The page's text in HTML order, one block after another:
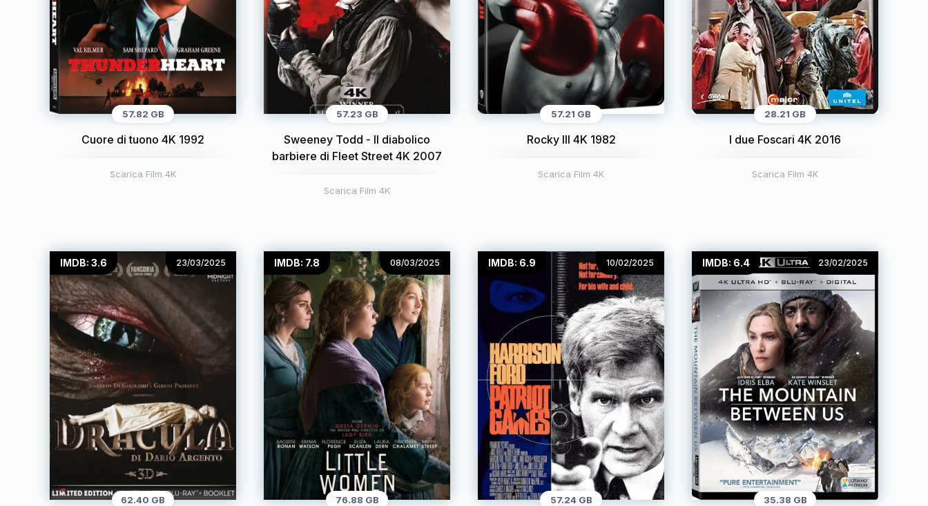
57.82 GB
Cuore di tuono 4K 1992
Scarica Film 4K
57.23 GB
Sweeney Todd - Il diabolico
barbiere di Fleet Street 4K 2007
Scarica Film 4K
57.21 GB
Rocky III 4K 1982
Scarica Film 4K
28.21 GB
I due Foscari 4K 2016
Scarica Film 4K
IMDB: 3.6 23/03/2025
62.40 GB
IMDB: 7.8 08/03/2025
76.88 GB
IMDB: 6.9 10/02/2025
57.24 GB
IMDB: 6.4 23/02/2025
35.38 GB